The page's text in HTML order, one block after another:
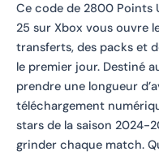
Ce code de 2800 Points
25 sur Xbox vous ouvre
transferts, des packs et
le premier jour. Destiné
prendre une longueur
téléchargement
stars de la saison 2024-
grinder chaque match.